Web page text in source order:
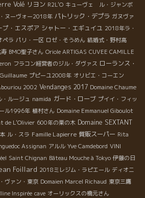
Volé リヨン R2L'O キューヴェ ル・ジャンボ
ヌーヴォー2018年 パトリック・デプラ ガヌヴァ
プ・エスポア シャトー・エギュイユ 2018年ラ・
ペラ パリ・一区 ロゼ・そうめん 結婚式・野村高
BMO聖子さん Oriole ARTIGAS CUVEE CAMILLE
フラコン経営者のジル・ダヴァス ローランス・
Guillaume プピーユ2008年 オリビエ・コーエン
2002 Vendanges 2017 Domaine Chaume
・ルージュ namida ガード・ローブ プイイ・フィッ
ル1996年 植村さん Domaine Emmanuel Giboulot
de L'Olivier 600年の栗の木 Domaine SEXTANT
ル・スラ Famille Lapierre 質販スーパー Rita
Assignan アルル Yve Camdebord VINI
Saint Chignan Bâteau Mouche à Tokyo 伊藤の日
Foillard 2018ミレジム・ラピエール ディオニ
ヴァン・東京 Domaien Marcel Richaud 東京三鷹
Inspirée cave オーリックスの橋元さん